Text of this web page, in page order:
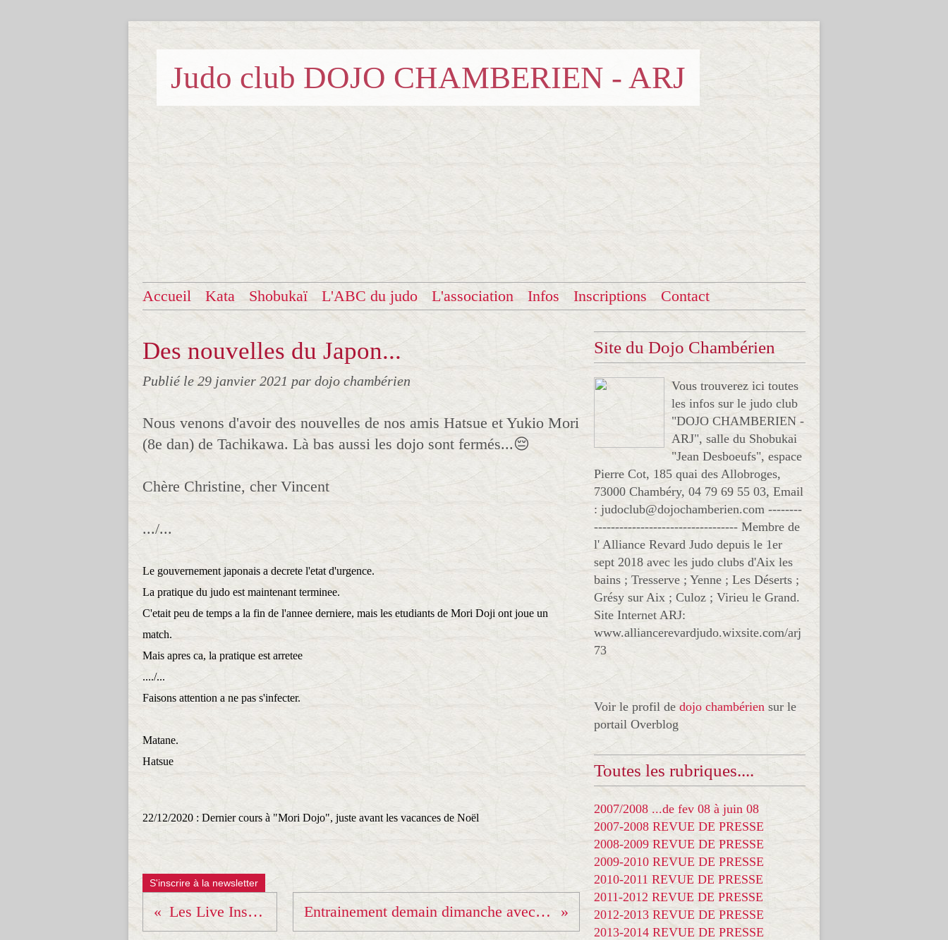
Judo club DOJO CHAMBERIEN - ARJ
Accueil Kata Shobukaï L'ABC du judo L'association Infos Inscriptions Contact
Des nouvelles du Japon...
Publié le 29 janvier 2021 par dojo chambérien
Nous venons d'avoir des nouvelles de nos amis Hatsue et Yukio Mori
(8e dan) de Tachikawa. Là bas aussi les dojo sont fermés...😔
Chère Christine, cher Vincent
.../...
Le gouvernement japonais a decrete l'etat d'urgence.
La pratique du judo est maintenant terminee.
C'etait peu de temps a la fin de l'annee derniere, mais les etudiants de Mori Doji ont joue un
match.
Mais apres ca, la pratique est arretee
..../...
Faisons attention a ne pas s'infecter.
Matane.
Hatsue
22/12/2020 : Dernier cours à "Mori Dojo", juste avant les vacances de Noël
S'inscrire à la newsletter
Les Live Instagram reprennent !!!! Entrainement demain dimanche avec Éva Bisséni! 10h00 sur instagram "landesjudo"
Site du Dojo Chambérien
Vous trouverez ici toutes
les infos sur le judo club
"DOJO CHAMBERIEN -
ARJ", salle du Shobukai
"Jean Desboeufs", espace
Pierre Cot, 185 quai des Allobroges,
73000 Chambéry, 04 79 69 55 03, Email
: judoclub@dojochamberien.com --------
---------------------------------- Membre de
l' Alliance Revard Judo depuis le 1er
sept 2018 avec les judo clubs d'Aix les
bains ; Tresserve ; Yenne ; Les Déserts ;
Grésy sur Aix ; Culoz ; Virieu le Grand.
Site Internet ARJ:
www.alliancerevardjudo.wixsite.com/arj
73
Voir le profil de dojo chambérien sur le
portail Overblog
Toutes les rubriques....
2007/2008 ...de fev 08 à juin 08
2007-2008 REVUE DE PRESSE
2008-2009 REVUE DE PRESSE
2009-2010 REVUE DE PRESSE
2010-2011 REVUE DE PRESSE
2011-2012 REVUE DE PRESSE
2012-2013 REVUE DE PRESSE
2013-2014 REVUE DE PRESSE